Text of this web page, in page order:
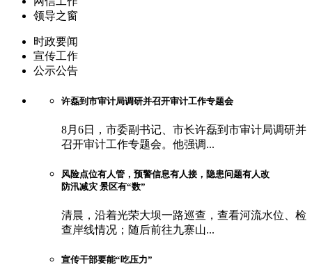
领导之窗
时政要闻
宣传工作
公示公告
许磊到市审计局调研并召开审计工作专题会
8月6日，市委副书记、市长许磊到市审计局调研并
召开审计工作专题会。他强调...
风险点位有人管，预警信息有人接，隐患问题有人改
防汛减灾 景区有“数”
清晨，沿着光荣大坝一路巡查，查看河流水位、检
查岸线情况；随后前往九寨山...
宣传干部要能“吃压力”